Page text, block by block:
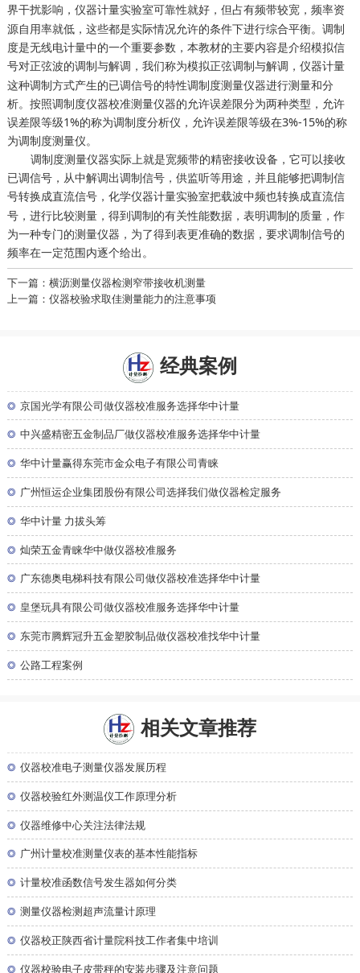
界干扰影响， 仪器计量实验室可靠性就好，但占有频带较宽，频率资
源自用率就低，这些都是实际情况允许的条件下进行综合平衡。调制
度是无线电计量中的一个重要参数，本教材的主要内容是介绍模拟信
号对正弦波的调制与解调，我们称为模拟正弦调制与解调， 仪器计量
这种调制方式产生的已调信号的特性调制度测量仪器进行测量和分
析。按照调制度仪器校准测量仪器的允许误差限分为两种类型，允许
误差限等级1%的称为调制度分析仪，允许误差限等级在3%-15%的称
为调制度测量仪。
调制度测量仪器实际上就是宽频带的精密接收设备，它可以接收
已调信号，从中解调出调制信号，供监听等用途，并且能够把调制信
号转换成直流信号， 化学仪器计量实验室把载波中频也转换成直流信
号，进行比较测量，得到调制的有关性能数据，表明调制的质量，作
为一种专门的测量仪器，为了得到表更准确的数据，要求调制信号的
频率在一定范围内逐个给出。
下一篇：横沥测量仪器检测窄带接收机测量
上一篇：仪器校验求取佳测量能力的注意事项
经典案例
◎ 京国光学有限公司做仪器校准服务选择华中计量
◎ 中兴盛精密五金制品厂做仪器校准服务选择华中计量
◎ 华中计量赢得东莞市金众电子有限公司青睐
◎ 广州恒运企业集团股份有限公司选择我们做仪器检定服务
◎ 华中计量 力拔头筹
◎ 灿荣五金青睐华中做仪器校准服务
◎ 广东德奥电梯科技有限公司做仪器校准选择华中计量
◎ 皇堡玩具有限公司做仪器校准服务选择华中计量
◎ 东莞市腾辉冠升五金塑胶制品做仪器校准找华中计量
◎ 公路工程案例
相关文章推荐
◎ 仪器校准电子测量仪器发展历程
◎ 仪器校验红外测温仪工作原理分析
◎ 仪器维修中心关注法律法规
◎ 广州计量校准测量仪表的基本性能指标
◎ 计量校准函数信号发生器如何分类
◎ 测量仪器检测超声流量计原理
◎ 仪器校正陕西省计量院科技工作者集中培训
◎ 仪器校验电子皮带秤的安装步骤及注意问题